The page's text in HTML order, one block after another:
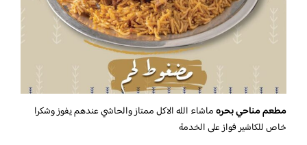
مطعم مناحي بحرهماشاء الله الاكل ممتاز والحاشي عندهم يفوز وشكرا
خاص للكاشير فواز على الخدمة